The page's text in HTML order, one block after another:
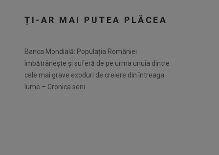
ȚI-AR MAI PUTEA PLĂCEA
Banca Mondială: Populația României
îmbătrânește și suferă de pe urma unuia dintre
cele mai grave exoduri de creiere din întreaga
lume – Cronica serii